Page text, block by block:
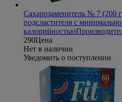
Сахарозаменитель № 7 (200
подсластителя с
калорийностью
290Цена
Нет в наличии
Уведомить о поступлении